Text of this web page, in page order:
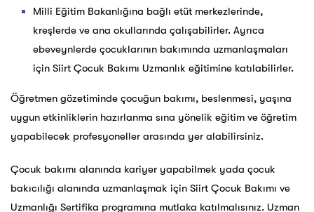
Milli Eğitim Bakanlığına bağlı etüt merkezlerinde,
kreşlerde ve ana okullarında çalışabilirler. Ayrıca
ebeveynlerde çocuklarının bakımında uzmanlaşmaları
için Siirt Çocuk Bakımı Uzmanlık eğitimine katılabilirler.
Öğretmen gözetiminde çocuğun bakımı, beslenmesi, yaşına
uygun etkinliklerin hazırlanma sına yönelik eğitim ve öğretim
yapabilecek profesyoneller arasında yer alabilirsiniz.
Çocuk bakımı alanında kariyer yapabilmek yada çocuk
bakıcılığı alanında uzmanlaşmak için Siirt Çocuk Bakımı ve
Uzmanlığı Sertifika programına mutlaka katılmalısınız. Uzman